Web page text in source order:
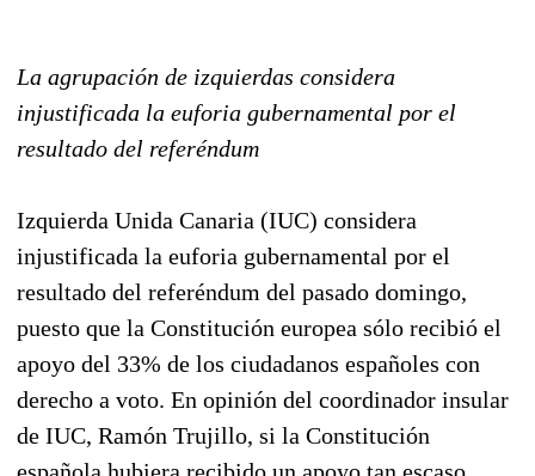
La agrupación de izquierdas considera
injustificada la euforia gubernamental por el
resultado del referéndum
Izquierda Unida Canaria (IUC) considera
injustificada la euforia gubernamental por el
resultado del referéndum del pasado domingo,
puesto que la Constitución europea sólo recibió el
apoyo del 33% de los ciudadanos españoles con
derecho a voto. En opinión del coordinador insular
de IUC, Ramón Trujillo, si la Constitución
española hubiera recibido un apoyo tan escaso